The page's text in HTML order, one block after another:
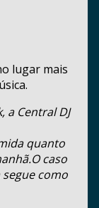
lugar mais
a Central DJ
quanto
caso
como